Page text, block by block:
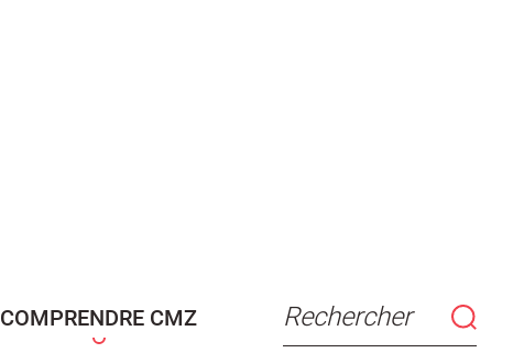
COMPRENDRE CMZ Rechercher